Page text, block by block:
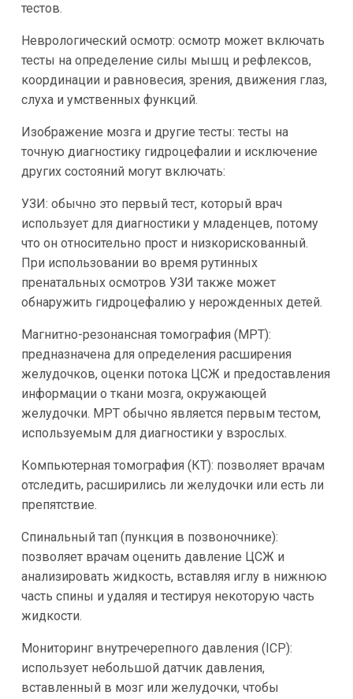
тестов.
Неврологический осмотр: осмотр может включать
тесты на определение силы мышц и рефлексов,
координации и равновесия, зрения, движения глаз,
слуха и умственных функций.
Изображение мозга и другие тесты: тесты на
точную диагностику гидроцефалии и исключение
других состояний могут включать:
УЗИ: обычно это первый тест, который врач
использует для диагностики у младенцев, потому
что он относительно прост и низкорискованный.
При использовании во время рутинных
пренатальных осмотров УЗИ также может
обнаружить гидроцефалию у нерожденных детей.
Магнитно-резонансная томография (МРТ):
предназначена для определения расширения
желудочков, оценки потока ЦСЖ и предоставления
информации о ткани мозга, окружающей
желудочки. МРТ обычно является первым тестом,
используемым для диагностики у взрослых.
Компьютерная томография (КТ): позволяет врачам
отследить, расширились ли желудочки или есть ли
препятствие.
Спинальный тап (пункция в позвоночнике):
позволяет врачам оценить давление ЦСЖ и
анализировать жидкость, вставляя иглу в нижнюю
часть спины и удаляя и тестируя некоторую часть
жидкости.
Мониторинг внутречерепного давления (ICP):
использует небольшой датчик давления,
вставленный в мозг или желудочки, чтобы